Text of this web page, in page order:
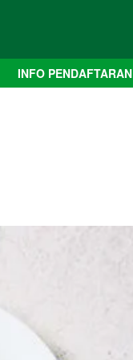
INFO PENDAFTARAN